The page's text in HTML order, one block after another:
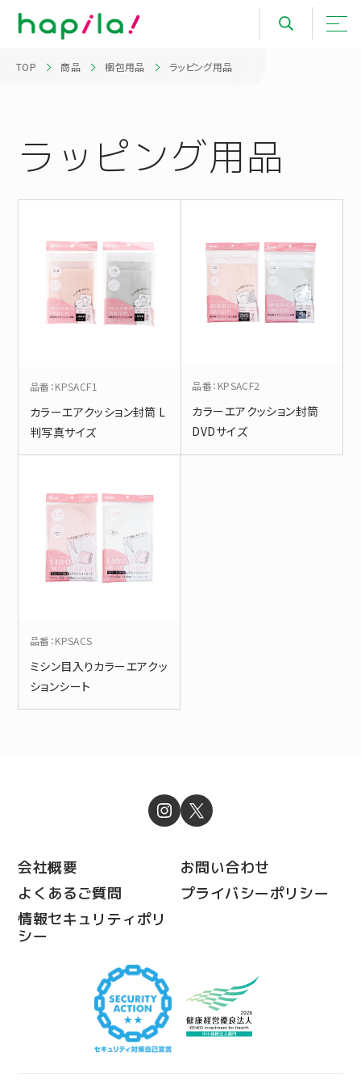
TOP 商品 梱包用品 ラッピング用品
ラッピング用品
品番 ：KPSACF1
カラーエアクッション封筒 L
判写真サイズ
品番： KPSACF2
カラーエアクッション封筒
DVDサイズ
品番 ：KPSACS
ミシン目入りカラーエアクッ
ションシート
会社概要
お問い合わせ
よくあるご質問
プライバシーポリシー
情報セキュリティポリ
シー